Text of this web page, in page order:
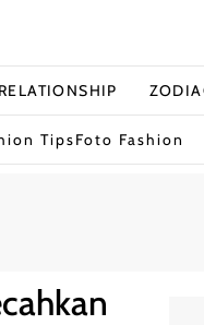
RELATIONSHIP
TipsFoto Fashion